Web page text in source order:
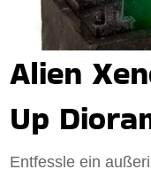
Alien
Up
Entfessle ein